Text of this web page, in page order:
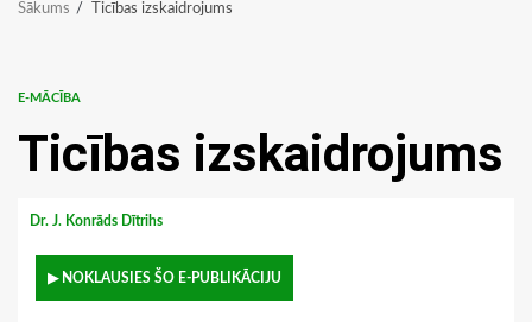
Sākums Ticības izskaidrojums
E-MĀCĪBA
Ticības izskaidrojums
Dr. J. Konrāds Dītrihs
▶ NOKLAUSIES ŠO E-PUBLIKĀCIJU